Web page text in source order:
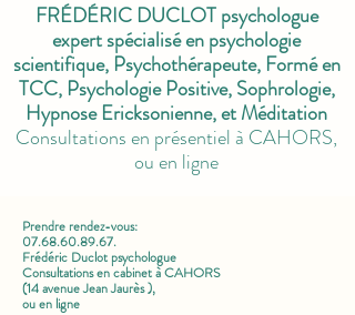
FRÉDÉRIC DUCLOT psychologue
expert spécialisé en psychologie
scientifique, ​Psychothérapeute, Formé en
TCC, ​Psychologie Positive, ​Sophrologie,
Hypnose Ericksonienne, et Méditation
Consultations en présentiel à CAHORS,
ou en ligne
Prendre rendez-vous:
07.68.60.89.67.
Frédéric Duclot psychologue
Consultations en cabinet à CAHORS
(14 avenue Jean Jaurès ),
ou en ligne